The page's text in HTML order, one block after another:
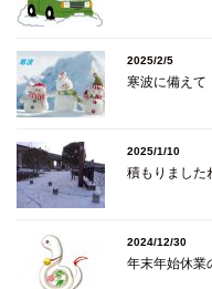
2025/2/5
寒波に備えて
2025/1/10
積もりました
2024/12/30
年末年始休業